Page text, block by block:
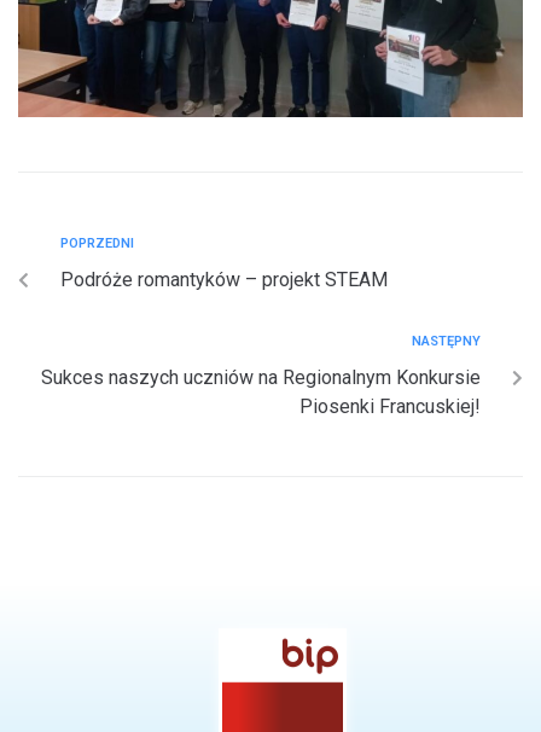
POPRZEDNI
Podróże romantyków – projekt STEAM
NASTĘPNY
Sukces naszych uczniów na Regionalnym Konkursie
Piosenki Francuskiej!